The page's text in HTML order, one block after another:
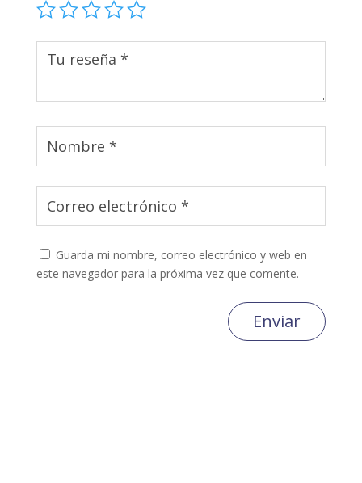
Guarda mi nombre, correo electrónico y web en
este navegador para la próxima vez que comente.
Enviar